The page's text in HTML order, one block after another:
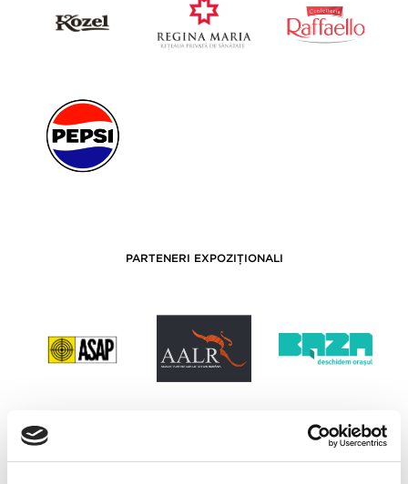
PARTENERI EXPOZIȚIONALI